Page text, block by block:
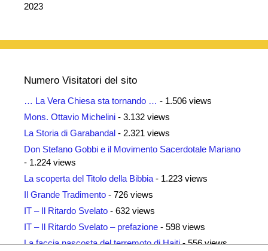
2023
Numero Visitatori del sito
… La Vera Chiesa sta tornando … - 1.506 views
Mons. Ottavio Michelini - 3.132 views
La Storia di Garabandal - 2.321 views
Don Stefano Gobbi e il Movimento Sacerdotale Mariano
- 1.224 views
La scoperta del Titolo della Bibbia - 1.223 views
Il Grande Tradimento - 726 views
IT – Il Ritardo Svelato - 632 views
IT – Il Ritardo Svelato – prefazione - 598 views
La faccia nascosta del terremoto di Haiti- 556 views